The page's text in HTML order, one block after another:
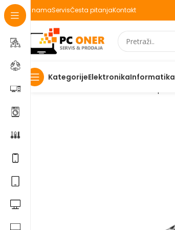
O namaServisČesta pitanjaKontakt
KategorijeElektronikaInformatika
Početna